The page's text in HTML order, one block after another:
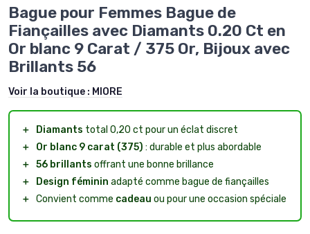
Bague pour Femmes Bague de
Fiançailles avec Diamants 0.20 Ct en
Or blanc 9 Carat / 375 Or, Bijoux avec
Brillants 56
Voir la boutique : MIORE
＋ Diamants total 0,20 ct pour un éclat discret
＋
Or blanc 9 carat (375) : durable et plus abordable
＋ 56 brillants offrant une bonne brillance
＋
Design féminin adapté comme bague de fiançailles
＋ Convient comme cadeau ou pour une occasion spéciale